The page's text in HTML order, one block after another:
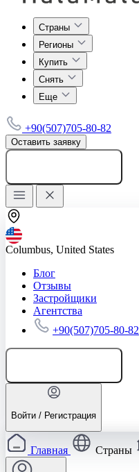
Страны
Регионы
Купить
Снять
Еще
+90(507)705-80-82
Оставить заявку
Columbus, United States
Блог
Отзывы
Застройщики
Агентства
+90(507)705-80-82
Войти / Регистрация
Главная Страны